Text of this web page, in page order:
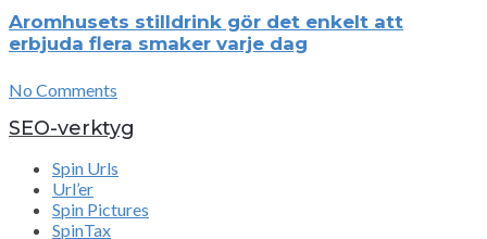
Aromhusets stilldrink gör det enkelt att
erbjuda flera smaker varje dag
No Comments
SEO-verktyg
Spin Urls
Url’er
Spin Pictures
SpinTax